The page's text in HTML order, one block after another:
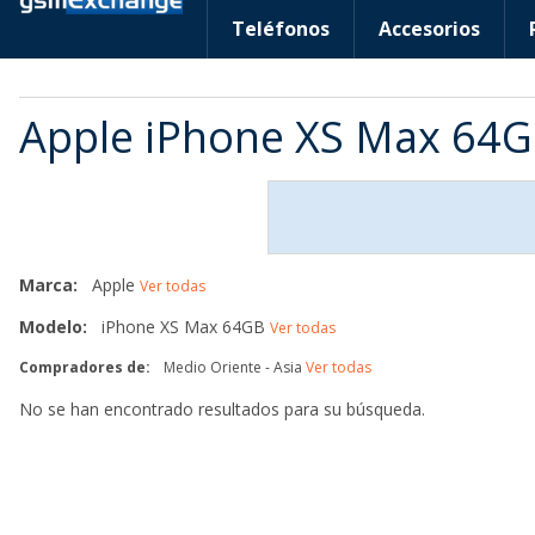
Teléfonos Accesorios
Apple iPhone XS Max
Marca: Apple Ver todas
Modelo: iPhone XS Max 64GB Ver todas
Compradores de:
Medio Oriente - Asia Ver todas
No se han encontrado resultados para su búsqueda.